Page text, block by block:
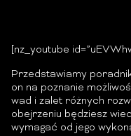
[nz_youtube
Przedstawiamy
on na poznanie
wad i zalet różnych
obejrzeniu będziesz
wymagać od jego